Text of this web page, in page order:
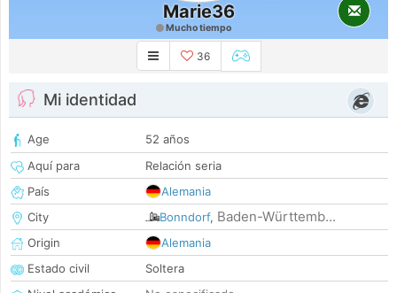
Marie36
Mucho tiempo
36
Mi identidad
Age
52 años
Aquí para
Relación seria
País
Alemania
City
Bonndorf, Baden-Württemb...
Origin
Alemania
Estado civil
Soltera